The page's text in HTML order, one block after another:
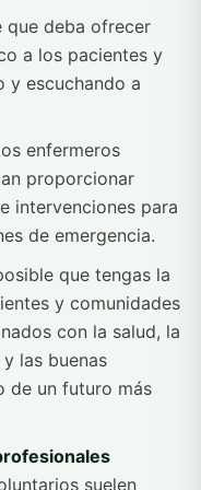
que deba ofrecer
a los pacientes y
y escuchando a
enfermeros
proporcionar
intervenciones para
de emergencia.
que tengas la
y comunidades
con la salud, la
las buenas
de un futuro más
suelen